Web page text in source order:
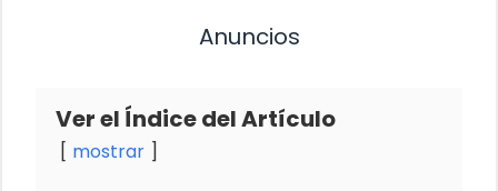
Anuncios
Ver el Índice del Artículo
mostrar